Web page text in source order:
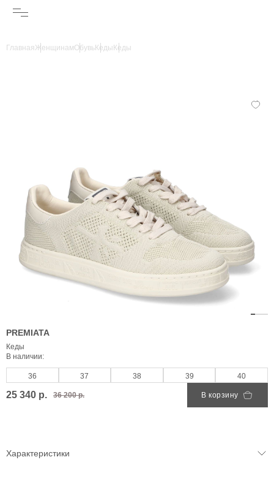
ГлавнаяЖенщинамОбувьКеды Кеды
PREMIATA
Кеды
В наличии:
36 37 38 39 40
25 340 р. 36 200 р. В корзину
Характеристики